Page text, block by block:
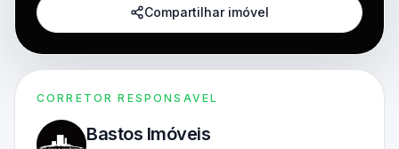
Compartilhar imóvel
CORRETOR RESPONSAVEL
Bastos Imóveis